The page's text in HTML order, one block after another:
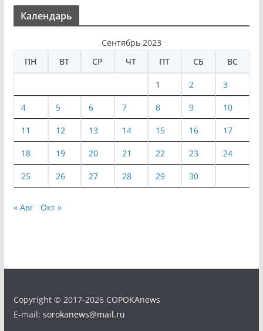
Календарь
Сентябрь 2023
ПН
ВТ СР ЧТ ПТ СБ ВС
1 2 3
4 5 6 7 8 9 10
11 12 13 14 15 16 17
18 19 20 21 22 23 24
25 26 27 28 29 30
« Авг Окт »
Copyright © 2017-2026 COPOKAnews
E-mail: sorokanews@mail.ru